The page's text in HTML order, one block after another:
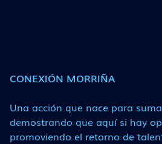
CONEXIÓN MORRIÑA
Una acción que nace para
demostrando que aquí si hay
promoviendo el retorno de